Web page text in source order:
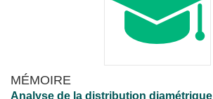
MÉMOIRE
Analyse de la distribution diamétrique